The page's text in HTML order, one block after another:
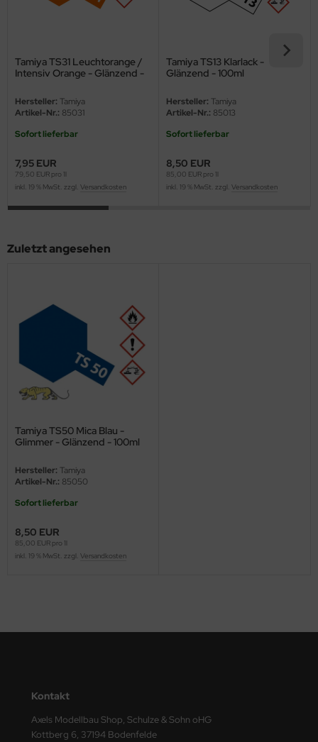
Tamiya TS31 Leuchtorange /
Intensiv Orange - Glänzend -
Hersteller: Tamiya
Artikel-Nr.: 85031
Sofort lieferbar
7,95 EUR
79,50 EUR pro 1l
inkl. 19 % MwSt. zzgl. Versandkosten
Tamiya TS13 Klarlack -
Glänzend - 100ml
Hersteller: Tamiya
Artikel-Nr.: 85013
Sofort lieferbar
8,50 EUR
85,00 EUR pro 1l
inkl. 19 % MwSt. zzgl. Versandkosten
Zuletzt angesehen
Tamiya TS50 Mica Blau -
Glimmer - Glänzend - 100ml
Hersteller: Tamiya
Artikel-Nr.: 85050
Sofort lieferbar
8,50 EUR
85,00 EUR pro 1l
inkl. 19 % MwSt. zzgl. Versandkosten
Kontakt
Axels Modellbau Shop, Schulze & Sohn oHG
Kottberg 6, 37194 Bodenfelde
Collections
Hawk Model
Box LTD
Model
Hobby
Hobby / Gunze Sangyo
Hobby
Hobbies